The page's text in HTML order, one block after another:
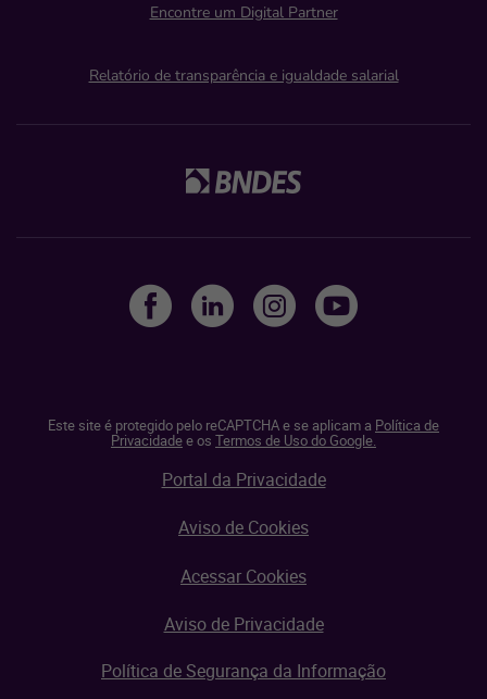
Encontre um Digital Partner
Relatório de transparência e igualdade salarial
Este site é protegido pelo reCAPTCHA e se aplicam a Política de
Privacidadee os Termos de Uso do Google.
Portal da Privacidade
Aviso de Cookies
Acessar Cookies
Aviso de Privacidade
Política de Segurança da Informação